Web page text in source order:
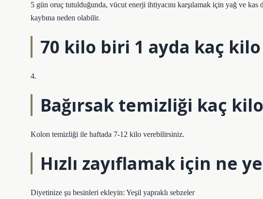
5 gün oruç tutulduğunda, vücut enerji ihtiyacını karşılamak için yağ ve
kaybına neden olabilir.
70 kilo biri 1 ayda kaç
4.
Bağırsak temizliği kaç
Kolon temizliği ile haftada 7-12 kilo verebilirsiniz.
Hızlı zayıflamak için ne
Diyetinize şu besinleri ekleyin: Yeşil yapraklı sebzeler